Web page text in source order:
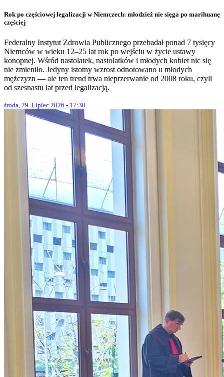
Rok po częściowej legalizacji w Niemczech: młodzież nie sięga po marihuanę
częściej
Federalny Instytut Zdrowia Publicznego przebadał ponad 7 tysięcy
Niemców w wieku 12–25 lat rok po wejściu w życie ustawy
konopnej. Wśród nastolatek, nastolatków i młodych kobiet nic się
nie zmieniło. Jedyny istotny wzrost odnotowano u młodych
mężczyzn — ale ten trend trwa nieprzerwanie od 2008 roku, czyli
od szesnastu lat przed legalizacją.
środa, 29. Lipiec 2026 - 17:30